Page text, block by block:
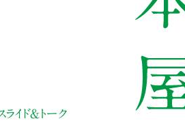
イド＆トーク